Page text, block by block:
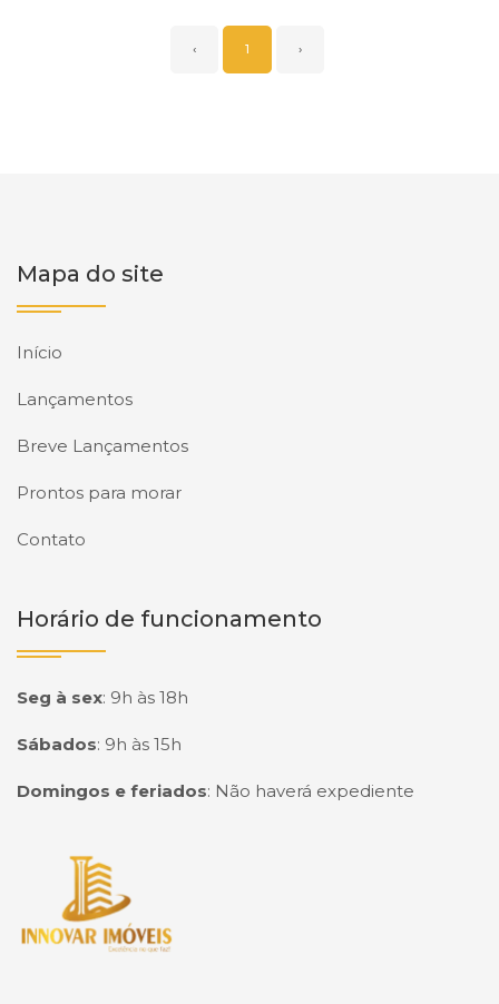
‹ 1 ›
Mapa do site
Início
Lançamentos
Breve Lançamentos
Prontos para morar
Contato
Horário de funcionamento
Seg à sex: 9h às 18h
Sábados: 9h às 15h
Domingos e feriados: Não haverá expediente
Página inicial